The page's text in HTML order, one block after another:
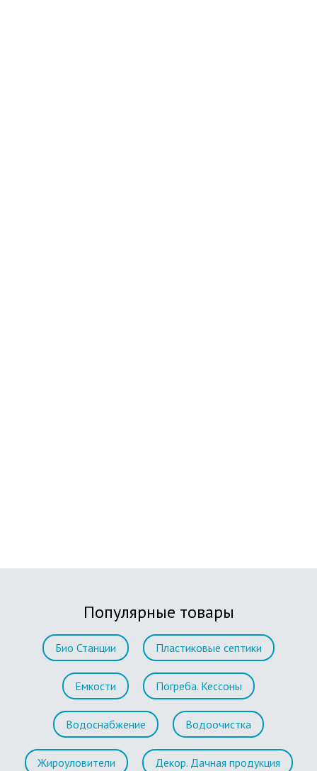
Популярные товары
Био Станции Пластиковые септики
Емкости Погреба. Кессоны
Водоснабжение Водоочистка
Жироуловители Декор. Дачная продукция